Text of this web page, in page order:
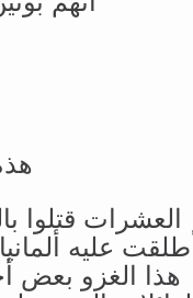
العشرات قتلوا
أطلقت عليه
هذا الغزو بعض